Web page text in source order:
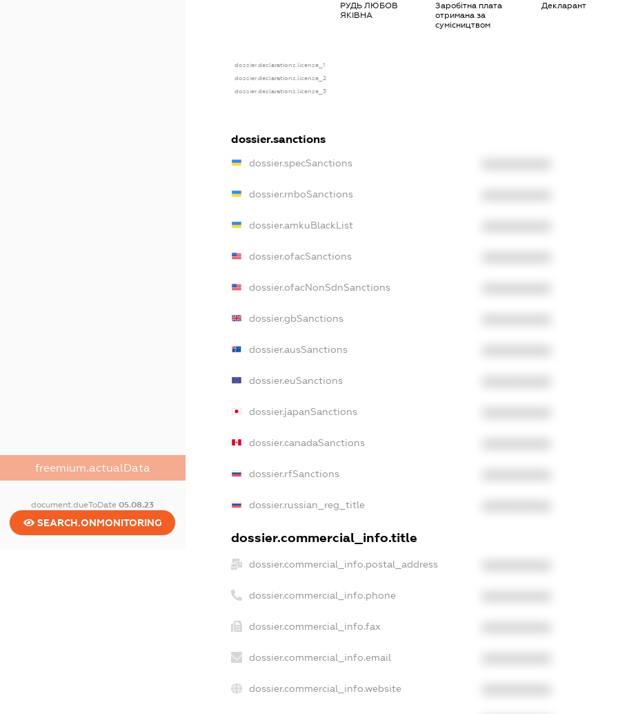
freemium.actualData
document.dueToDate05.08.23
SEARCH.ONMONITORING
РУДЬ ЛЮБОВ
ЯКІВНА
Заробітна плата
отримана за
сумісництвом
Декларант
dossier.declarations.license_1
dossier.declarations.license_2
dossier.declarations.license_3
dossier.sanctions
dossier.specSanctions
dossier.rnboSanctions
dossier.amkuBlackList
dossier.ofacSanctions
dossier.ofacNonSdnSanctions
dossier.gbSanctions
dossier.ausSanctions
dossier.euSanctions
dossier.japanSanctions
dossier.canadaSanctions
dossier.rfSanctions
dossier.russian_reg_title
dossier.commercial_info.title
dossier.commercial_info.postal_address
dossier.commercial_info.phone
dossier.commercial_info.fax
dossier.commercial_info.email
dossier.commercial_info.website